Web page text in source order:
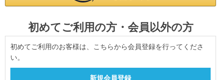
初めてご利用の方・会員以外の方
初めてご利用のお客様は、こちらから会員登録を行ってくださ
い。